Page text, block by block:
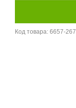
Код товара: 6657-267